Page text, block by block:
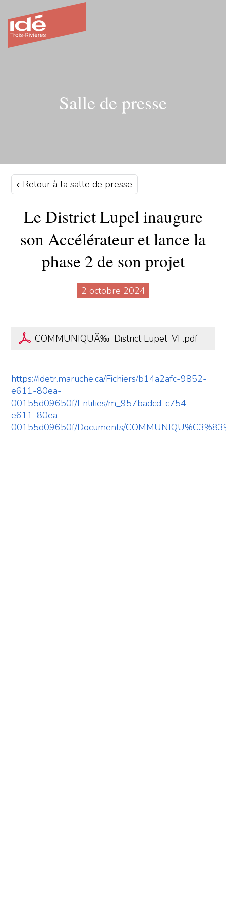
Salle de presse
Retour à la salle de presse
Le District Lupel inaugure
son Accélérateur et lance la
phase 2 de son projet
2 octobre 2024
COMMUNIQUÃ‰_District Lupel_VF.pdf
https://idetr.maruche.ca/Fichiers/b14a2afc-9852-
e611-80ea-
00155d09650f/Entities/m_957badcd-c754-
e611-80ea-
00155d09650f/Documents/